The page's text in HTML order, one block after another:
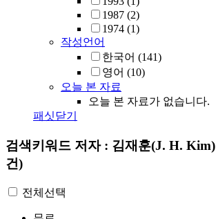
1987 (2)
1974 (1)
작성언어
한국어 (141)
영어 (10)
오늘 본 자료
오늘 본 자료가 없습니다.
패싯닫기
검색키워드 저자 : 김재훈(J. H. Kim)
건)
전체선택